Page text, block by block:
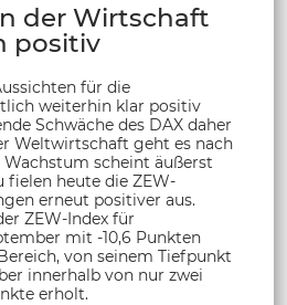
der Wirtschaft
positiv
für die
weiterhin klar positiv
Schwäche des DAX daher
Weltwirtschaft geht es nach
scheint äußerst
fielen heute die ZEW-
erneut positiver aus.
ZEW-Index für
mit -10,6 Punkten
von seinem Tiefpunkt
innerhalb von nur zwei
erholt.